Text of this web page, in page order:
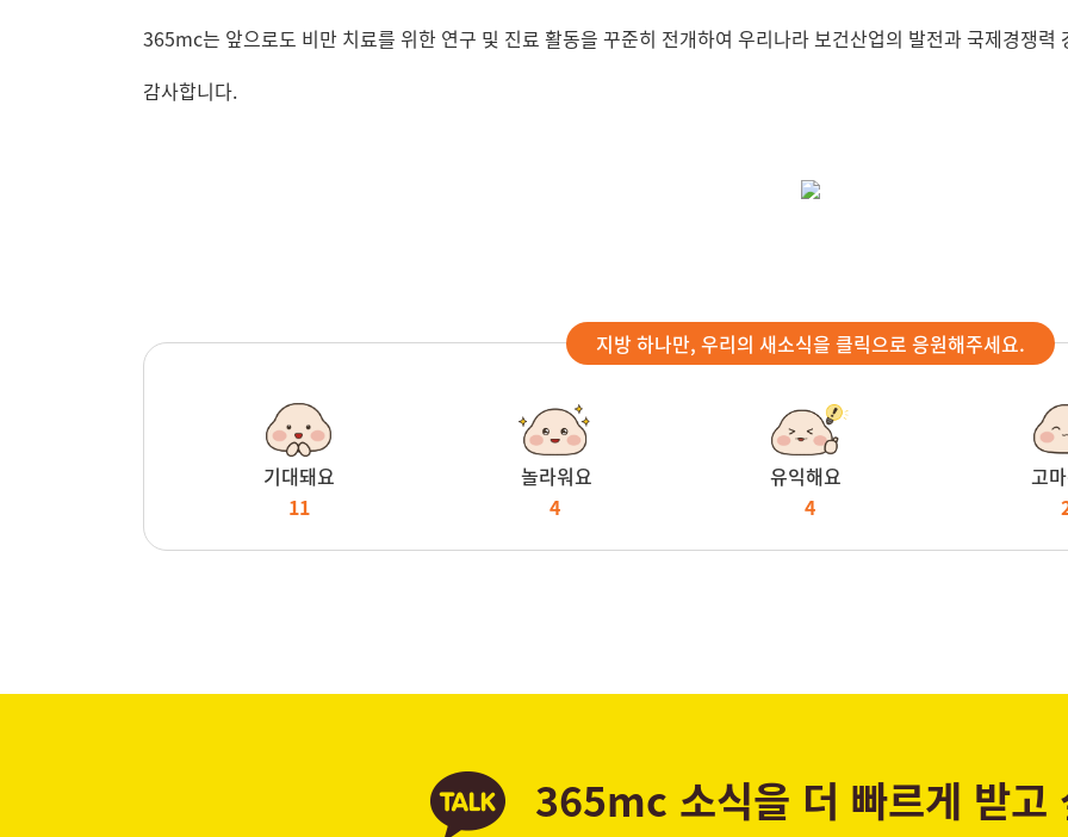
365mc는 앞으로도 비만 치료를 위한 연구 및 진료 활동을 꾸준히 전개하여 우리나라 보건산업의 발전과 국제경쟁력
감사합니다.
지방 하나만, 우리의 새소식을 클릭으로 응원해주세요.
기대돼요
11
놀라워요
4
유익해요
4
고
365mc 소식을 더 빠르게 받고